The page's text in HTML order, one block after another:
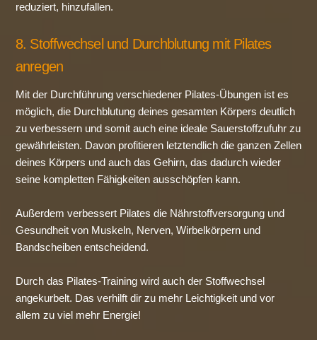
reduziert, hinzufallen.
8. Stoffwechsel und Durchblutung mit Pilates
anregen
Mit der Durchführung verschiedener Pilates-Übungen ist es
möglich, die Durchblutung deines gesamten Körpers deutlich
zu verbessern und somit auch eine ideale Sauerstoffzufuhr zu
gewährleisten. Davon profitieren letztendlich die ganzen Zellen
deines Körpers und auch das Gehirn, das dadurch wieder
seine kompletten Fähigkeiten ausschöpfen kann.
Außerdem verbessert Pilates die Nährstoffversorgung und
Gesundheit von Muskeln, Nerven, Wirbelkörpern und
Bandscheiben entscheidend.
Durch das Pilates-Training wird auch der Stoffwechsel
angekurbelt. Das verhilft dir zu mehr Leichtigkeit und vor
allem zu viel mehr Energie!